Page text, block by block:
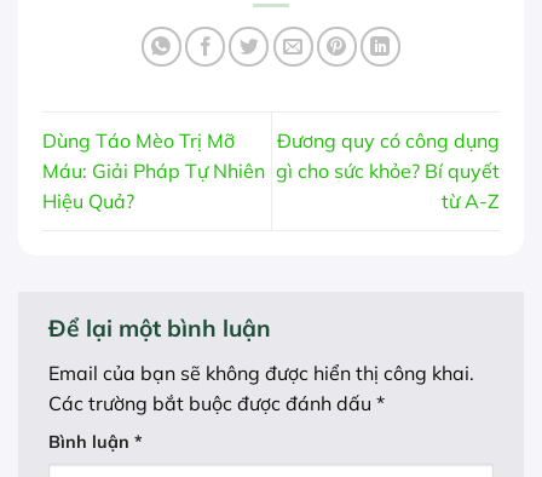
Dùng Táo Mèo Trị Mỡ
Máu: Giải Pháp Tự Nhiên
Hiệu Quả?
Đương quy có công dụng
gì cho sức khỏe? Bí quyết
từ A-Z
Để lại một bình luận
Email của bạn sẽ không được hiển thị công khai.
Các trường bắt buộc được đánh dấu *
Bình luận *